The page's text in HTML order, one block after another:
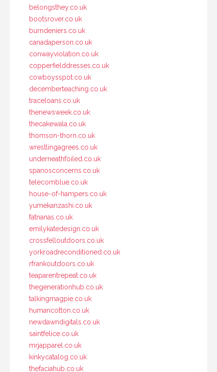
belongsthey.co.uk
bootsrover.co.uk
burndeniers.co.uk
canadaperson.co.uk
conwayviolation.co.uk
copperfielddresses.co.uk
cowboysspot.co.uk
decemberteaching.co.uk
traceloans.co.uk
thenewsweek.co.uk
thecakewala.co.uk
thomson-thorn.co.uk
wrestlingagrees.co.uk
underneathfoiled.co.uk
spanosconcerns.co.uk
telecomblue.co.uk
house-of-hampers.co.uk
yumekanzashi.co.uk
fatnanas.co.uk
emilykatedesign.co.uk
crossfelloutdoors.co.uk
yorkroadreconditioned.co.uk
rfrankoutdoors.co.uk
teaparentrepeat.co.uk
thegenerationhub.co.uk
talkingmagpie.co.uk
humancotton.co.uk
newdawndigitals.co.uk
saintfelice.co.uk
mrjapparel.co.uk
kinkycatalog.co.uk
thefaciahub.co.uk